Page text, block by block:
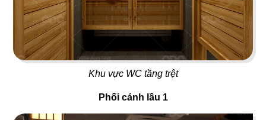
Khu vực WC tầng trệt
Phối cảnh lầu 1
46
PASTA PARADISE